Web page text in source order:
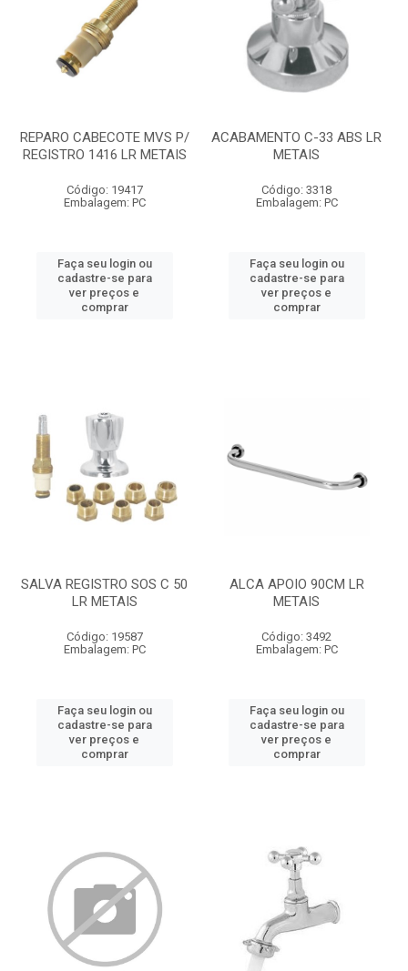
REPARO CABECOTE MVS P/
REGISTRO 1416 LR METAIS
Código: 19417
Embalagem: PC
Faça seu login ou
cadastre-se para
ver preços e
comprar
ACABAMENTO C-33 ABS LR
METAIS
Código: 3318
Embalagem: PC
Faça seu login ou
cadastre-se para
ver preços e
comprar
SALVA REGISTRO SOS C 50
LR METAIS
Código: 19587
Embalagem: PC
Faça seu login ou
cadastre-se para
ver preços e
comprar
ALCA APOIO 90CM LR
METAIS
Código: 3492
Embalagem: PC
Faça seu login ou
cadastre-se para
ver preços e
comprar